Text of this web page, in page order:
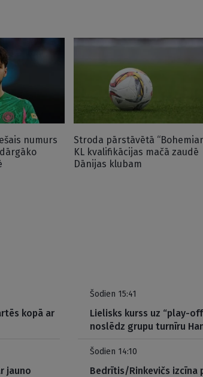
numurs
Stroda pārstāvētā
KL kvalifikācijas mačā zaudē
Dānijas klubam
kopā ar
Šodien 15:41
Lielisks kurss uz “play-
noslēdz grupu turnīru
jauno
Šodien 14:10
Bedrītis/Rinkevičs izcīna